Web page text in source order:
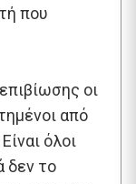
που
οι
από
όλοι
δεν το